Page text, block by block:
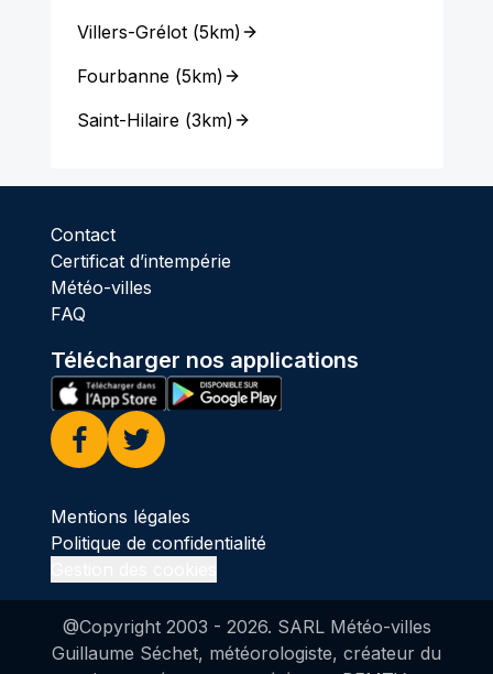
Villers-Grélot(5km)
Fourbanne(5km)
Saint-Hilaire(3km)
Contact
Certificat d’intempérie
Météo-villes
FAQ
Télécharger nos applications
Facebook
Twitter
Mentions légales
Politique de confidentialité
@Copyright 2003 - 2026. SARL Météo-villes
Guillaume Séchet, météorologiste, créateur du